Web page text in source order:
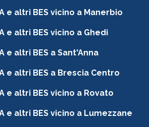
e altri BES vicino a Manerbio
e altri BES vicino a Ghedi
e altri BES a Sant'Anna
e altri BES a Brescia Centro
e altri BES vicino a Rovato
e altri BES vicino a Lumezzane